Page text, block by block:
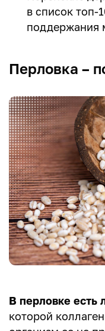
в список топ-
поддержания
Перловка –
В перловке есть
которой